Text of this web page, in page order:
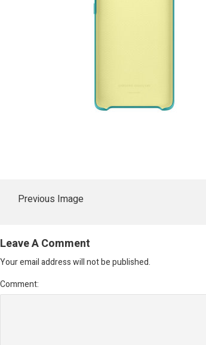
Previous Image
Leave A Comment
Your email address will not be published.
Comment: